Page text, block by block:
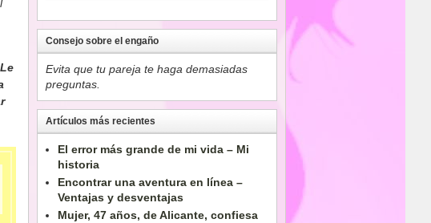
Consejo sobre el engaño
Evita que tu pareja te haga demasiadas
preguntas.
Artículos más recientes
El error más grande de mi vida – Mi
historia
Encontrar una aventura en línea –
Ventajas y desventajas
Mujer, 47 años, de Alicante, confiesa